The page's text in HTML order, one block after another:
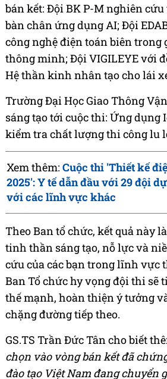
bán kết: Đội BK P-M nghiên
bàn chân ứng dụng AI; Đội
công nghệ điện toán biên trong
thông minh; Đội VIGILEYE với
Hệ thần kinh nhân tạo cho lái
Trường Đại Học Giao Thông
sáng tạo tới cuộc thi: Ứng dụng
kiểm tra chất lượng thi công lu
Xem thêm: Cuộc thi 'Thiết kế
2025': Y tế dẫn đầu với 29 đội
với các lĩnh vực khác
Theo Ban tổ chức, kết quả này
tinh thần sáng tạo, nỗ lực và
cứu của các bạn trong lĩnh vực
Ban Tổ chức hy vọng đội thi sẽ
thế mạnh, hoàn thiện ý tưởng
chặng đường tiếp theo.
GS.TS Trần Đức Tân cho biết
chọn vào vòng bán kết đã
đào tạo Việt Nam đang chuyển